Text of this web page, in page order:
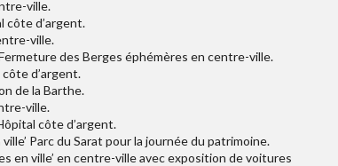
ville.
côte d’argent.
ville.
des Berges éphémères en centre-ville.
côte d’argent.
de la Barthe.
ville.
côte d’argent.
Parc du Sarat pour la journée du patrimoine.
en ville’ en centre-ville avec exposition de voitures